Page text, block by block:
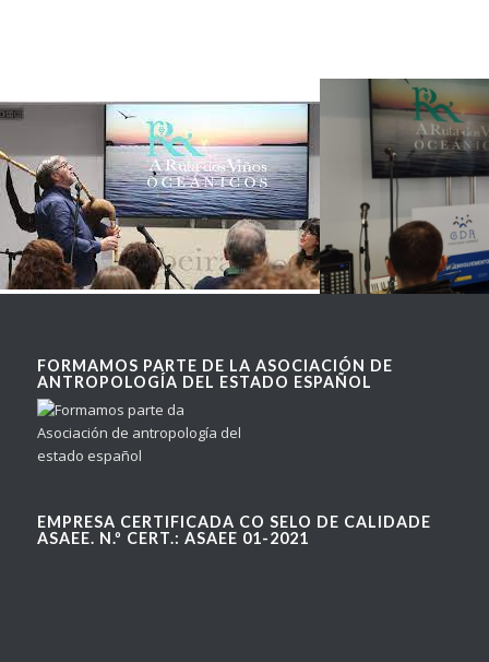
FORMAMOS PARTE DE LA ASOCIACIÓN DE
ANTROPOLOGÍA DEL ESTADO ESPAÑOL
EMPRESA CERTIFICADA CO SELO DE CALIDADE
ASAEE. N.º CERT.: ASAEE 01-2021